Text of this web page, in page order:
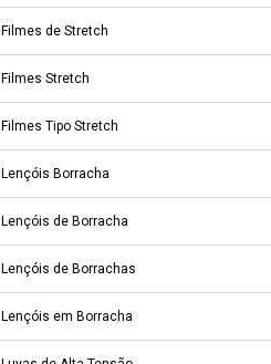
Filmes de Stretch
Filmes Stretch
Filmes Tipo Stretch
Lençóis Borracha
Lençóis de Borracha
Lençóis de Borrachas
Lençóis em Borracha